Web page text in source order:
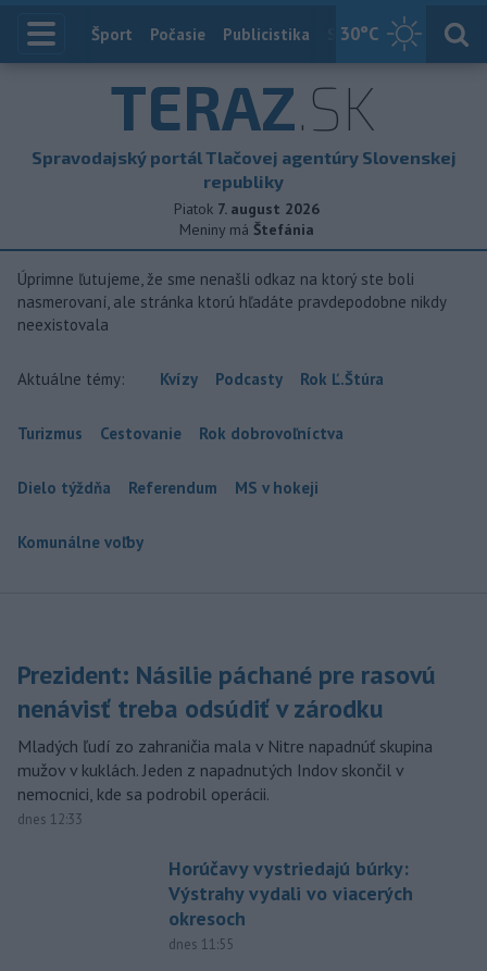
30°C
Index
Šport Počasie Publicistika Slovensko
TERAZ.SK
Spravodajský portál Tlačovej agentúry Slovenskej
republiky
Piatok 7. august 2026
Meniny má Štefánia
Úprimne ľutujeme, že sme nenašli odkaz na ktorý ste boli
nasmerovaní, ale stránka ktorú hľadáte pravdepodobne nikdy
neexistovala
Aktuálne témy: Kvízy Podcasty Rok Ľ.Štúra
Turizmus Cestovanie Rok dobrovoľníctva
Dielo týždňa Referendum MS v hokeji
Komunálne voľby
Prezident: Násilie páchané pre rasovú
nenávisť treba odsúdiť v zárodku
Mladých ľudí zo zahraničia mala v Nitre napadnúť skupina
mužov v kuklách. Jeden z napadnutých Indov skončil v
nemocnici, kde sa podrobil operácii.
dnes 12:33
Horúčavy vystriedajú búrky:
Výstrahy vydali vo viacerých
okresoch
dnes 11:55